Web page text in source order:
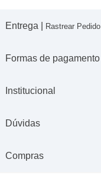
Entrega | Rastrear Pedido
Formas de pagamento
Institucional
Dúvidas
Compras